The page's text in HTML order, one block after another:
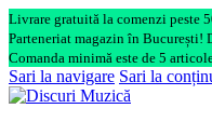
Livrare gratuită la comenzi peste
Parteneriat magazin în București!
Comanda minimă este de 5
Sari la navigare Sari la